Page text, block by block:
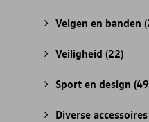
Velgen en banden
Veiligheid (22)
Sport en design
Diverse accessoires